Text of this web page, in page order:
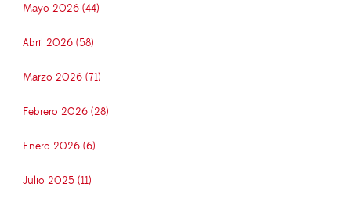
Mayo 2026 (44)
Abril 2026 (58)
Marzo 2026 (71)
Febrero 2026 (28)
Enero 2026 (6)
Julio 2025 (11)